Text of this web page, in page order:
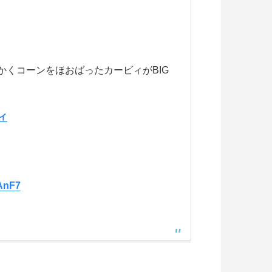
くコーンをほおばったカービィがBIG